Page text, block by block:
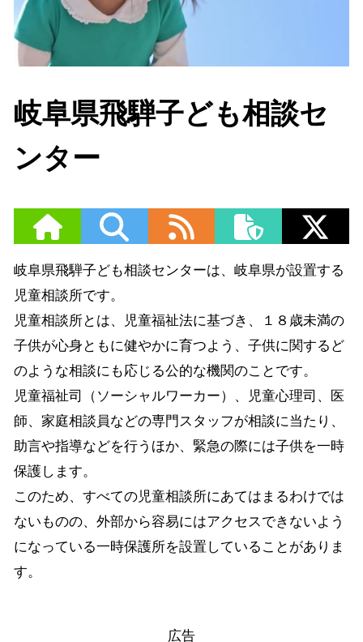
岐阜県飛騨子ども相談セ
ンター
岐阜県飛騨子ども相談センターは、岐阜県が設置する
児童相談所です。
児童相談所とは、児童福祉法に基づき、１８歳未満の
子供が心身ともに健やかに育つよう、子供に関するど
のような相談にも応じる公的な機関のことです。
児童福祉司（ソーシャルワーカー）、児童心理司、医
師、家庭相談員などの専門スタッフが相談に当たり、
助言や指導などを行うほか、緊急の際には子供を一時
保護します。
このため、すべての児童相談所にあてはまるわけでは
ないものの、外部から容易にはアクセスできないよう
になっている一時保護所を設置していることがありま
す。